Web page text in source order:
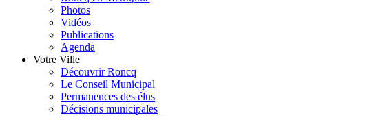
Photos
Vidéos
Publications
Agenda
Votre Ville
Découvrir Roncq
Le Conseil Municipal
Permanences des élus
Décisions municipales